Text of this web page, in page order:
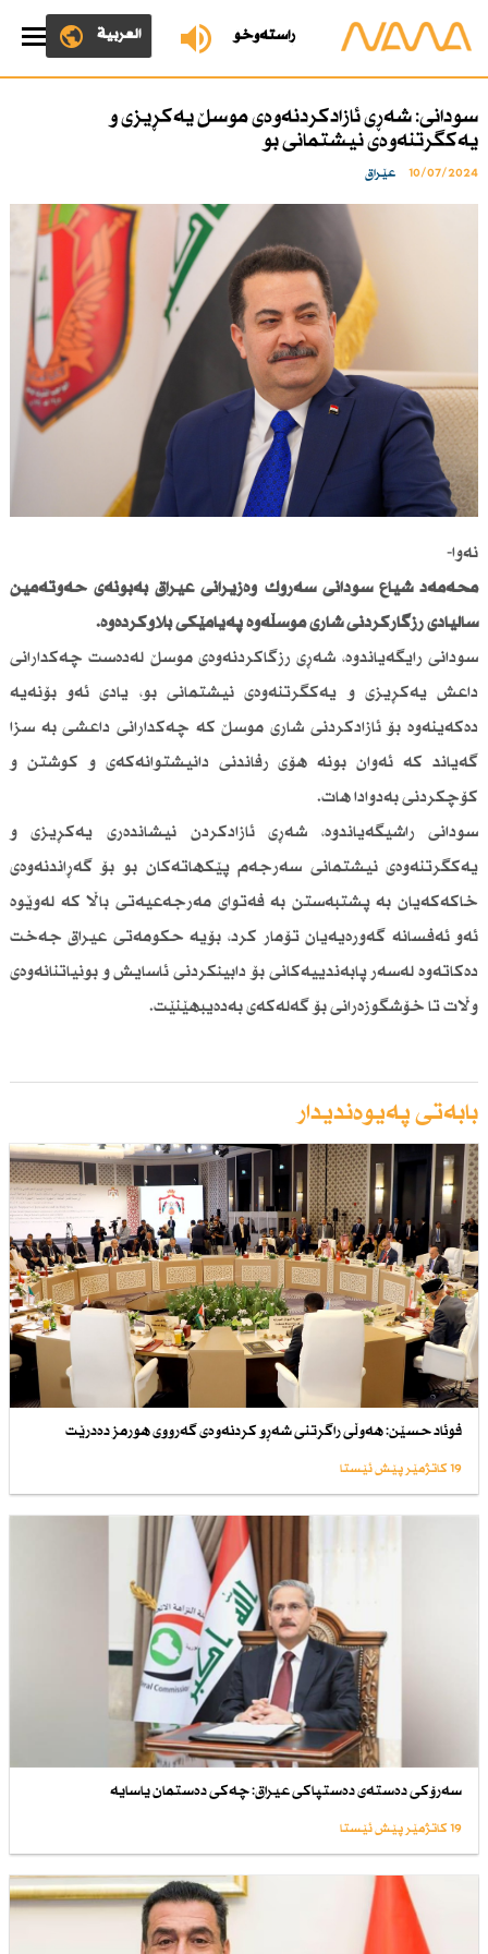
ڕاستەوخۆ العربية
سودانی: شەڕی ئازادكردنەوەی موسڵ یەكڕیزی و
یەكگرتنەوەی نیشتمانی بو
10/07/2024 عێراق
نەوا-
محەمەد شیاع سودانی سەرۆك وەزیرانی عیراق بەبۆنەی حەوتەمین
ساڵیادی رزگاركردنی شاری موسڵەوە پەیامێكی بڵاوكردەوە.
سودانی رایگەیاندوە، شەڕی رزگاكردنەوەی موسڵ لەدەست چەكدارانی
داعش یەكڕیزی و یەكگرتنەوەی نیشتمانی بو، یادی ئەو بۆنەیە
دەكەینەوە بۆ ئازادكردنی شاری موسڵ كە چەكدارانی داعشی بە سزا
گەیاند كە ئەوان بونە هۆی رفاندنی دانیشتوانەكەی و كوشتن و
كۆچكردنی بەدوادا هات.
سودانی راشیگەیاندوە، شەڕی ئازادكردن نیشاندەری یەكڕیزی و
یەكگرتنەوەی نیشتمانی سەرجەم پێكهاتەكان بو بۆ گەڕاندنەوەی
خاكەكەیان بە پشتبەستن بە فەتوای مەرجەعیەتی باڵا كە لەوێوە
ئەو ئەفسانە گەورەیەیان تۆمار كرد، بۆیە حكومەتی عیراق جەخت
دەكاتەوە لەسەر پابەندییەكانی بۆ دابینكردنی ئاسایش و بونیاتنانەوەی
وڵات تا خۆشگوزەرانی بۆ گەلەكەی بەدەیبهێنێت.
بابەتی پەیوەندیدار
فوئاد حسێن: هەوڵی راگرتنی شەڕو كردنەوەی گەرووی هورمز دەدرێت
19 کاتژمێر پێش ئێستا
سەرۆكی دەستەی دەستپاكی عیراق: چەكی دەستمان یاسایە
19 کاتژمێر پێش ئێستا